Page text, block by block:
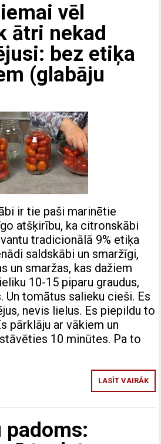
vēl
ātri nekad
bez etiķa
(glabāju
ir tie paši marinētie
atšķirību, ka citronskābi
tradicionālā 9% etiķa
saldskābi un smaržīgi,
un smaržas, kas dažiem
10-15 piparu graudus,
Un tomātus salieku cieši. Es
nevis lielus. Es piepildu to
pārklāju ar vākiem un
10 minūtes. Pa to
LASĪT VAIRĀK
padoms: